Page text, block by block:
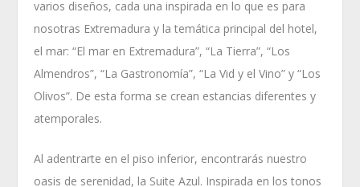
varios diseños, cada una inspirada en lo que es para
nosotras Extremadura y la temática principal del hotel,
el mar: “El mar en Extremadura”, “La Tierra”, “Los
Almendros”, “La Gastronomía”, “La Vid y el Vino” y “Los
Olivos”. De esta forma se crean estancias diferentes y
atemporales.
Al adentrarte en el piso inferior, encontrarás nuestro
oasis de serenidad, la Suite Azul. Inspirada en los tonos